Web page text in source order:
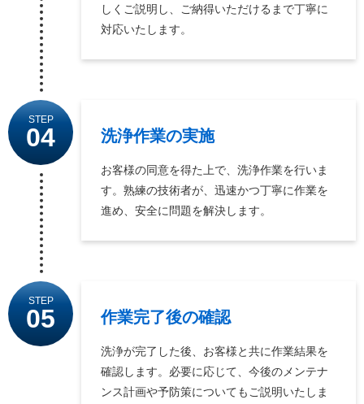
しくご説明し、ご納得いただけるまで丁寧に
対応いたします。
STEP
04 洗浄作業の実施
お客様の同意を得た上で、洗浄作業を行いま
す。熟練の技術者が、迅速かつ丁寧に作業を
進め、安全に問題を解決します。
STEP
05 作業完了後の確認
洗浄が完了した後、お客様と共に作業結果を
確認します。必要に応じて、今後のメンテナ
ンス計画や予防策についてもご説明いたしま